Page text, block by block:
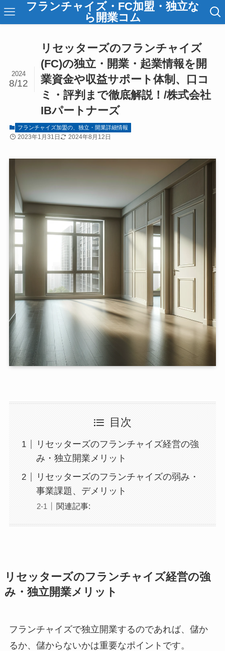
フランチャイズ・FC加盟・独立な
ら開業コム
リセッターズのフランチャイズ
(FC)の独立・開業・起業情報を開
業資金や収益サポート体制、口コ
ミ・評判まで徹底解説！/株式会社
IBパートナーズ
2024
8/12
フランチャイズ加盟の、独立・開業詳細情報
2023年1月31日 2024年8月12日
目次
リセッターズのフランチャイズ経営の強
み・独立開業メリット
リセッターズのフランチャイズの弱み・
事業課題、デメリット
関連記事:
リセッターズのフランチャイズ経営の強
み・独立開業メリット
フランチャイズで独立開業するのであれば、儲か
るか、儲からないかは重要なポイントです。